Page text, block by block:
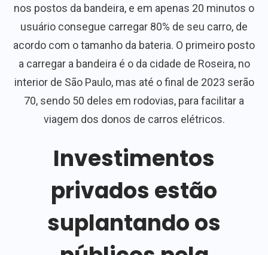
nos postos da bandeira, e em apenas 20 minutos o
usuário consegue carregar 80% de seu carro, de
acordo com o tamanho da bateria. O primeiro posto
a carregar a bandeira é o da cidade de Roseira, no
interior de São Paulo, mas até o final de 2023 serão
70, sendo 50 deles em rodovias, para facilitar a
viagem dos donos de carros elétricos.
Investimentos
privados estão
suplantando os